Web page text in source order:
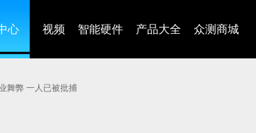
心 视频 智能硬件 产品大全 众测商城